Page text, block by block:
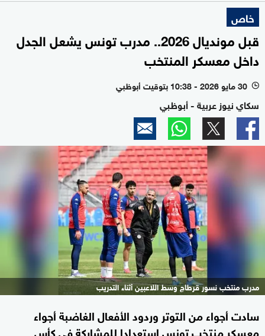
خاص
قبل مونديال 2026.. مدرب تونس يشعل الجدل
داخل معسكر المنتخب
l 30 مايو 2026 - 10:38 بتوقيت أبوظبي
سكاي نيوز عربية - أبوظبي
مدرب منتخب نسور قرطاج وسط اللاعبين أثناء التدريب
سادت أجواء من التوتر وردود الأفعال الغاضبة أجواء
معسكر منتخب تونس استعدادا للمشاركة في كأس